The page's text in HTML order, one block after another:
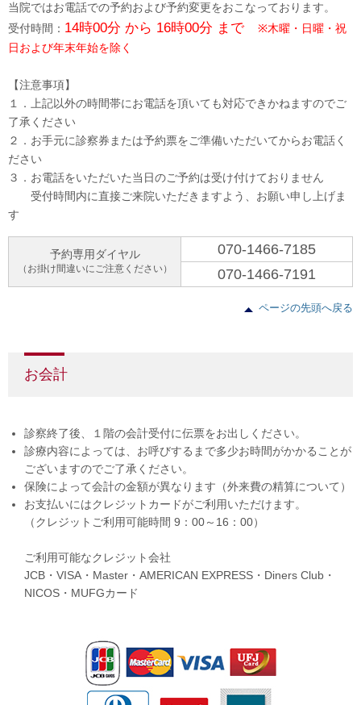
当院ではお電話での予約および予約変更をおこなっております。
受付時間： 14時00分 から 16時00分 まで
※木曜・日曜・祝
日および年末年始を除く
【注意事項】
１．上記以外の時間帯にお電話を頂いても対応できかねますのでご
了承ください
２．お手元に診察券または予約票をご準備いただいてからお電話く
ださい
３．お電話をいただいた当日のご予約は受け付けておりません
受付時間内に直接ご来院いただきますよう、お願い申し上げま
す
予約専用ダイヤル
（お掛け間違いにご注意ください）
070-1466-7185
070-1466-7191
ページの先頭へ戻る
お会計
診察終了後、１階の会計受付に伝票をお出しください。
診療内容によっては、お呼びするまで多少お時間がかかることが
ございますのでご了承ください。
保険によって会計の金額が異なります（外来費の精算について）
お支払いにはクレジットカードがご利用いただけます。
（クレジットご利用可能時間 9：00～16：00）
ご利用可能なクレジット会社
JCB・VISA・Master・AMERICAN EXPRESS・Diners Club・
NICOS・MUFGカード